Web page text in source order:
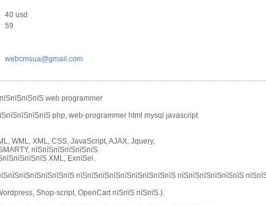
40 usd
59
webcmsua@gmail.com
web programmer
php, web-programmer html mysql javascript
WML, XML, CSS, JavaScript, AJAX, Jquery,
пїЅпїЅпїЅпїЅпїЅпїЅ.
XML, ExпїЅel.
пїЅпїЅпїЅпїЅпїЅпїЅпїЅпїЅпїЅ пїЅпїЅпїЅпїЅпїЅпїЅ
Shop-script, OpenCart пїЅпїЅ пїЅпїЅ.).